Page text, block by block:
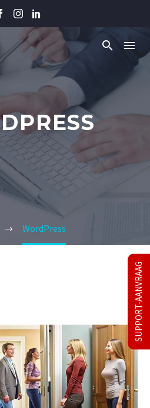
WordPress
SUPPORT-AANVRAAG